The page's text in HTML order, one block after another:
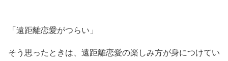
「遠距離恋愛がつらい」
そう思ったときは、遠距離恋愛の楽しみ方が身につけてい